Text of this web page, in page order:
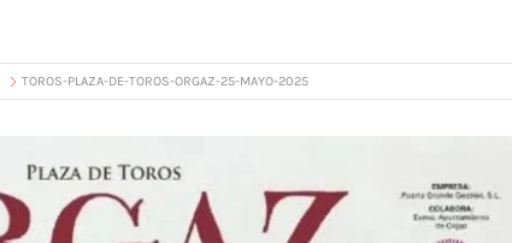
TOROS-PLAZA-DE-TOROS-ORGAZ-25-MAYO-2025